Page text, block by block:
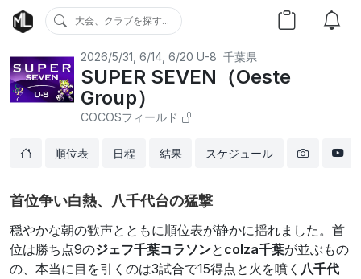
大会、クラブを探す...
2026/5/31, 6/14, 6/20 U-8 千葉県
SUPER SEVEN（Oeste
Group）
COCOSフィールド
順位表 日程 結果 スケジュール
首位争い白熱、八千代台の猛撃
穏やかな朝の歓声とともに順位表が静かに揺れました。首
位は勝ち点9のジェフ千葉コラソンと colza千葉が並ぶもの
の、本当に目を引くのは3試合で15得点と火を噴く 八千代